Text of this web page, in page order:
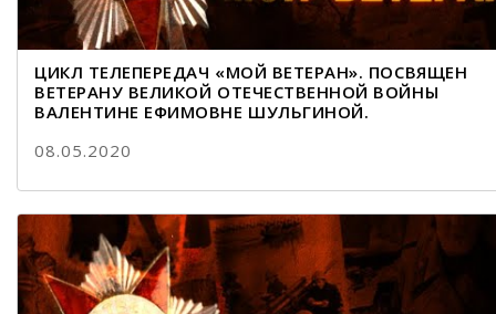
ЦИКЛ ТЕЛЕПЕРЕДАЧ «МОЙ ВЕТЕРАН». ПОСВЯЩЕН
ВЕТЕРАНУ ВЕЛИКОЙ ОТЕЧЕСТВЕННОЙ ВОЙНЫ
ВАЛЕНТИНЕ ЕФИМОВНЕ ШУЛЬГИНОЙ.
08.05.2020